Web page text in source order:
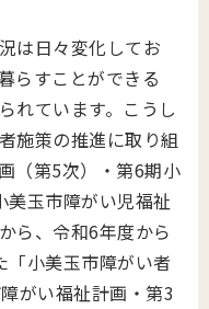
は日々変化してお
らすことができる
れています。こうし
施策の推進に取り組
（第5次）・第6期小
玉市障がい児福祉
ら、令和6年度から
小美玉市障がい者
がい福祉計画・第3